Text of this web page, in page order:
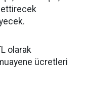
ettirecek
olarak
ücretleri